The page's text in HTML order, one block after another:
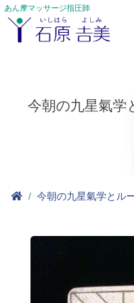
あん摩マッサージ指圧師
今朝の九星氣学
今朝の九星氣学とル